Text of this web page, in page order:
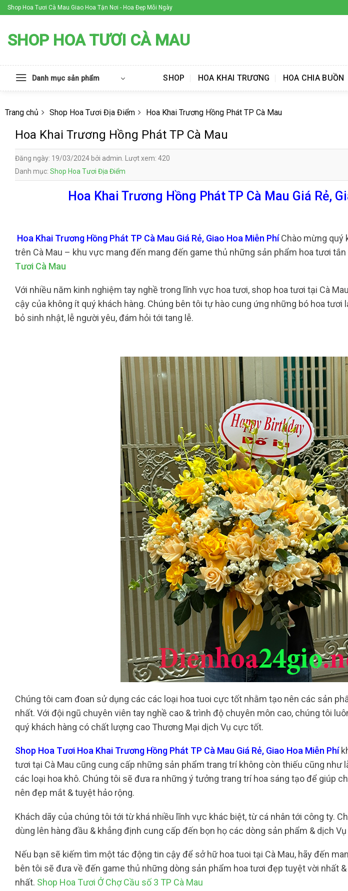
Skip
to
Shop Hoa Tươi Cà Mau Giao Hoa Tận Nơi - Hoa Đẹp Mỗi Ngày
SHOP HOA TƯƠI CÀ MAU
Danh mục sản phẩm SHOP HOA KHAI TRƯƠNG HOA CHIA BUỒN
Trang chủ Shop Hoa Tươi Địa Điểm Hoa Khai Trương Hồng Phát TP Cà Mau
Hoa Khai Trương Hồng Phát TP Cà Mau
Đăng ngày: 19/03/2024 bởi admin. Lượt xem: 420
Danh mục: Shop Hoa Tươi Địa Điểm
Hoa Khai Trương Hồng Phát TP Cà Mau Giá Rẻ,
Hoa Khai Trương Hồng Phát TP Cà Mau Giá Rẻ, Giao Hoa Miễn PhíChào mừng quý
trên Cà Mau – khu vực mang đến mang đến game thủ những sản phẩm hoa tươi
Tươi Cà Mau
Với nhiều năm kinh nghiệm tay nghề trong lĩnh vực hoa tươi, shop hoa tươi tại Cà
cậy của không ít quý khách hàng. Chúng bên tôi tự hào cung ứng những bó hoa tươi
bỏ sinh nhật, lễ người yêu, đám hỏi tới tang lễ.
Chúng tôi cam đoan sử dụng các các loại hoa tuoi cực tốt nhằm tạo nên các sản
nhất. Với đội ngũ chuyên viên tay nghề cao & trình độ chuyên môn cao, chúng tôi
quý khách hàng có chất lượng cao Thương Mại dịch Vụ cực tốt.
Shop Hoa Tươi Hoa Khai Trương Hồng Phát TP Cà Mau Giá Rẻ, Giao Hoa Miễn Phí
tươi tại Cà Mau cũng cung cấp những sản phẩm trang trí không còn thiếu cũng như
các loại hoa khô. Chúng tôi sẽ đưa ra những ý tưởng trang trí hoa sáng tạo để giúp
nên đẹp mắt & tuyệt hảo rộng.
Khách dãy của chúng tôi tới từ khá nhiều lĩnh vực khác biệt, từ cá nhân tới công ty.
dùng lên hàng đầu & khẳng định cung cấp đến bọn họ các dòng sản phẩm & dịch
Nếu bạn sẽ kiếm tìm một tác động tin cậy để sở hữ hoa tuoi tại Cà Mau, hãy đến
bên tôi sẽ đưa về đến game thủ những dòng sản phẩm hoa tươi đẹp tuyệt vời nhất
nhất. Shop Hoa Tươi Ở Chợ Cầu số 3 TP Cà Mau